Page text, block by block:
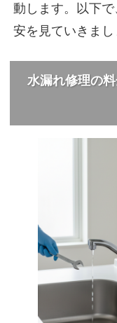
動します。以下
安を見ていきまし
水漏れ修理の